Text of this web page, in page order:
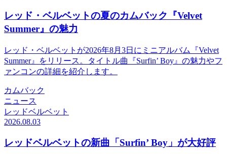
レッド・ベルベットの夏のカムバック『Velvet
Summer』の魅力
レッド・ベルベットが2026年8月3日にミニアルバム『Velvet
Summer』をリリース。タイトル曲『Surfin’ Boy』の魅力やフ
ァンコンの詳細を紹介します。
カムバック
ニュース
レッドベルベット
2026.08.03
レッドベルベットの新曲「Surfin’ Boy」が大好評